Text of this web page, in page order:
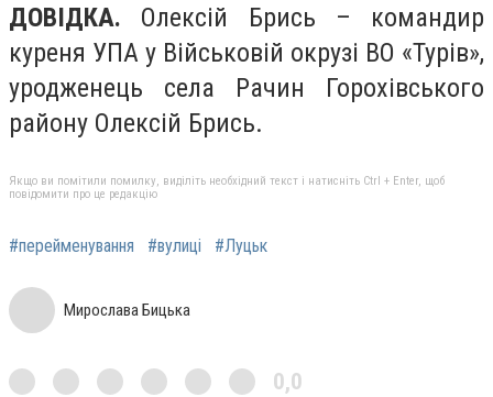
ДОВІДКА. Олексій Брись – командир
куреня УПА у Військовій окрузі ВО «Турів»,
уродженець села Рачин Горохівського
району Олексій Брись.
Якщо ви помітили помилку, виділіть необхідний текст і натисніть Ctrl + Enter, щоб
повідомити про це редакцію
#перейменування #вулиці #Луцьк
Мирослава Бицька
0,0